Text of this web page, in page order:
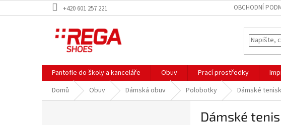
na
+420 601 257 221 OBCHODNÍ
Pantofle do školy a kanceláře Obuv Prací prostředky
Domů
Obuv Dámská obuv Polobotky Dámské
Dámské